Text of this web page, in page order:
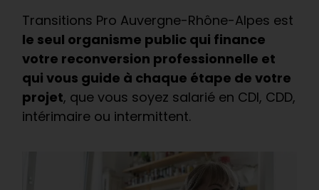
Transitions Pro Auvergne-Rhône-Alpes est
le seul organisme public qui finance
votre reconversion professionnelle et
qui vous guide à chaque étape de votre
projet, que vous soyez salarié en CDI, CDD,
intérimaire ou intermittent.